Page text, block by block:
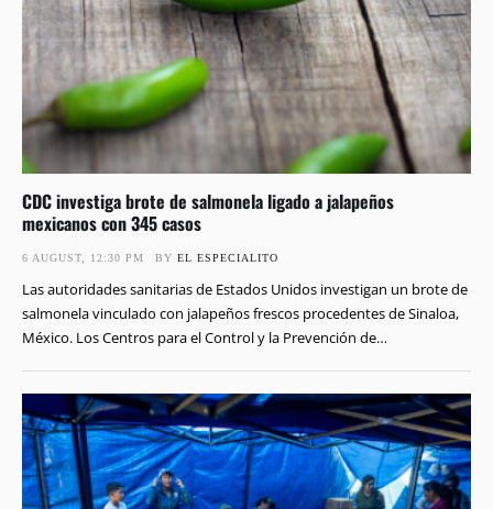
CDC investiga brote de salmonela ligado a jalapeños
mexicanos con 345 casos
6 AUGUST, 12:30 PM BY EL ESPECIALITO
Las autoridades sanitarias de Estados Unidos investigan un brote de
salmonela vinculado con jalapeños frescos procedentes de Sinaloa,
México. Los Centros para el Control y la Prevención de
muertes. Los jalapeños relacionados con el brote fueron …